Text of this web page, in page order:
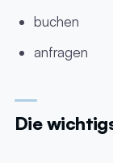
buchen
anfragen
Die